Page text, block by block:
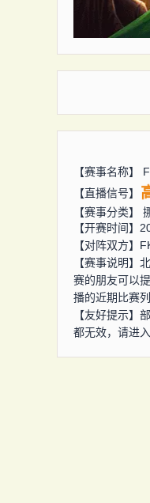
【赛事名称】
【直播信号】
【赛事分类】
【开赛时间】
【对阵双方】
【赛事说明】
赛的朋友可以
播的近期比赛
【友好提示】
都无效，请进